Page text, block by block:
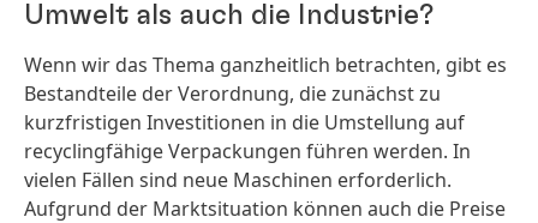
Umwelt als auch die Industrie?
Wenn wir das Thema ganzheitlich betrachten, gibt es
Bestandteile der Verordnung, die zunächst zu
kurzfristigen Investitionen in die Umstellung auf
recyclingfähige Verpackungen führen werden. In
vielen Fällen sind neue Maschinen erforderlich.
Aufgrund der Marktsituation können auch die Preise